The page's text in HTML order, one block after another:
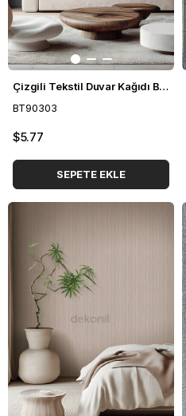
Çizgili Tekstil Duvar Kağıdı BT90303
BT90303
$5.77
SEPETE EKLE